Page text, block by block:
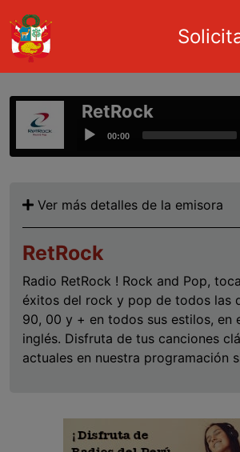
Pasar al contenido principal
Main
RetRock
Audio00:00
Ver más detalles de la emisora
RetRock
Radio RetRock ! Rock and Pop,
éxitos del rock y pop de todos las
90, 00 y + en todos sus estilos, en
inglés. Disfruta de tus canciones
actuales en nuestra programación